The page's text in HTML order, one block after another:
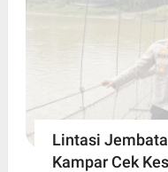
Lintasi
Kampar Cek